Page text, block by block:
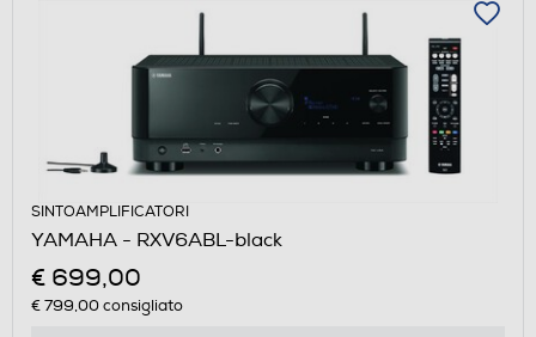
SINTOAMPLIFICATORI
YAMAHA - RXV6ABL-black
€ 699,00
€ 799,00consigliato